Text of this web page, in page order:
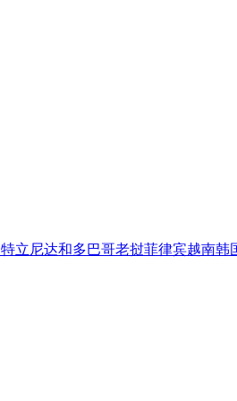
特立尼达和多巴哥老挝菲律宾越南韩